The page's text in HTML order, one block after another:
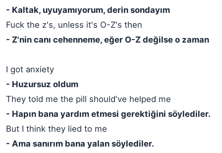
- Kaltak, uyuyamıyorum, derin sondayım
Fuck the z's, unless it's O-Z's then
- Z'nin canı cehenneme, eğer O-Z değilse o zaman
I got anxiety
- Huzursuz oldum
They told me the pill should've helped me
- Hapın bana yardım etmesi gerektiğini söylediler.
But I think they lied to me
- Ama sanırım bana yalan söylediler.